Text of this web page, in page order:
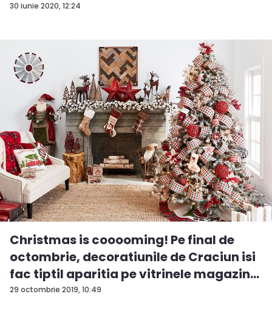
30 iunie 2020, 12:24
29 octombrie 2019, 10:49
Christmas is cooooming! Pe final de
octombrie, decoratiunile de Craciun isi
fac tiptil aparitia pe vitrinele magazin...